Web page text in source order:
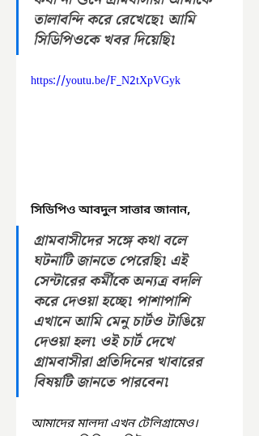
তালাবন্দি করে রেখেছে৷ আমি
সিডিপিওকে খবর দিয়েছি৷
https://youtu.be/F_N2tXpVGyk
সিডিপিও আবদুল সাত্তার জানান,
গ্রামবাসীদের সঙ্গে কথা বলে
ঘটনাটি জানতে পেরেছি৷ এই
সেন্টারের কর্মীকে অন্যত্র বদলি
করে দেওয়া হচ্ছে৷ পাশাপাশি
এখানে আমি মেনু চার্টও টাঙিয়ে
দেওয়া হল৷ ওই চার্ট দেখে
গ্রামবাসীরা প্রতিদিনের খাবারের
বিষয়টি জানতে পারবেন৷
আমাদের মালদা এখন টেলিগ্রামেও।